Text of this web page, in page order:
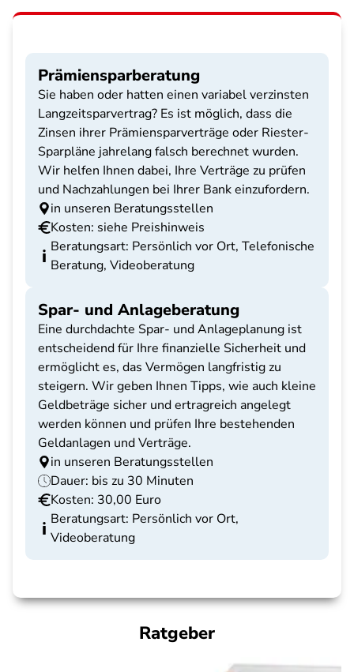
Prämiensparberatung
Sie haben oder hatten einen variabel verzinsten
Langzeitsparvertrag? Es ist möglich, dass die
Zinsen ihrer Prämiensparverträge oder Riester-
Sparpläne jahrelang falsch berechnet wurden.
Wir helfen Ihnen dabei, Ihre Verträge zu prüfen
und Nachzahlungen bei Ihrer Bank einzufordern.
in unseren Beratungsstellen
Kosten: siehe Preishinweis
Beratungsart: Persönlich vor Ort, Telefonische
Beratung, Videoberatung
Spar- und Anlageberatung
Eine durchdachte Spar- und Anlageplanung ist
entscheidend für Ihre finanzielle Sicherheit und
ermöglicht es, das Vermögen langfristig zu
steigern. Wir geben Ihnen Tipps, wie auch kleine
Geldbeträge sicher und ertragreich angelegt
werden können und prüfen Ihre bestehenden
Geldanlagen und Verträge.
in unseren Beratungsstellen
Dauer: bis zu 30 Minuten
Kosten: 30,00 Euro
Beratungsart: Persönlich vor Ort,
Videoberatung
Ratgeber